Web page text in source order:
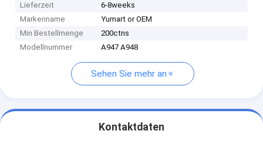
Lieferzeit
6-8weeks
Markenname
Yumart or OEM
Min Bestellmenge
200ctns
Modellnummer
A947 A948
Sehen Sie mehr an
Kontaktdaten